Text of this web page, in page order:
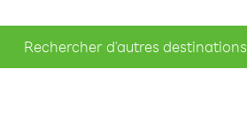
Rechercher d'autres destinations